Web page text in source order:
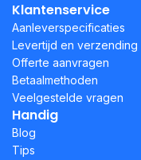
Klantenservice
Aanleverspecificaties
Levertijd en verzending
Offerte aanvragen
Betaalmethoden
Veelgestelde vragen
Handig
Blog
Tips